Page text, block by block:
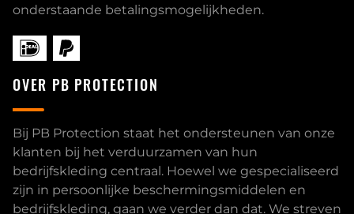
onderstaande betalingsmogelijkheden.
OVER PB PROTECTION
Bij PB Protection staat het ondersteunen van onze
klanten bij het verduurzamen van hun
bedrijfskleding centraal. Hoewel we gespecialiseerd
zijn in persoonlijke beschermingsmiddelen en
bedrijfskleding, gaan we verder dan dat. We streven